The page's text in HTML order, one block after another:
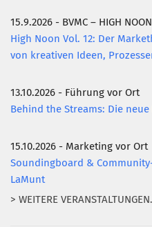
15.9.2026 - BVMC – HIGH NOON
High Noon Vol. 12: Der
von kreativen Ideen,
13.10.2026 - Führung vor Ort
Behind the Streams: Die
15.10.2026 - Marketing vor Ort
Soundingboard &
LaMunt
> WEITERE